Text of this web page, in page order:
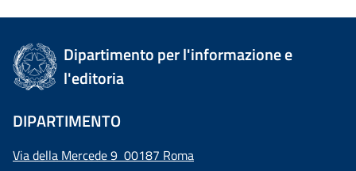
Dipartimento per l'informazione e
l'editoria
DIPARTIMENTO
Via della Mercede 9 00187 Roma